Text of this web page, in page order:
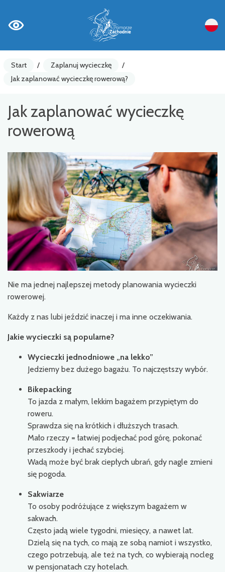
Start / Zaplanuj wycieczkę
/
Jak zaplanować wycieczkę rowerową?
Jak zaplanować wycieczkę
rowerową
Nie ma jednej najlepszej metody planowania wycieczki
rowerowej.
Każdy z nas lubi jeździć inaczej i ma inne oczekiwania.
Jakie wycieczki są popularne?
Wycieczki jednodniowe „na lekko”
Jedziemy bez dużego bagażu. To najczęstszy wybór.
Bikepacking
To jazda z małym, lekkim bagażem przypiętym do
roweru.
Sprawdza się na krótkich i dłuższych trasach.
Mało rzeczy = łatwiej podjechać pod górę, pokonać
przeszkody i jechać szybciej.
Wadą może być brak ciepłych ubrań, gdy nagle zmieni
się pogoda.
Sakwiarze
To osoby podróżujące z większym bagażem w
sakwach.
Często jadą wiele tygodni, miesięcy, a nawet lat.
Dzielą się na tych, co mają ze sobą namiot i wszystko,
czego potrzebują, ale też na tych, co wybierają nocleg
w pensjonatach czy hotelach.